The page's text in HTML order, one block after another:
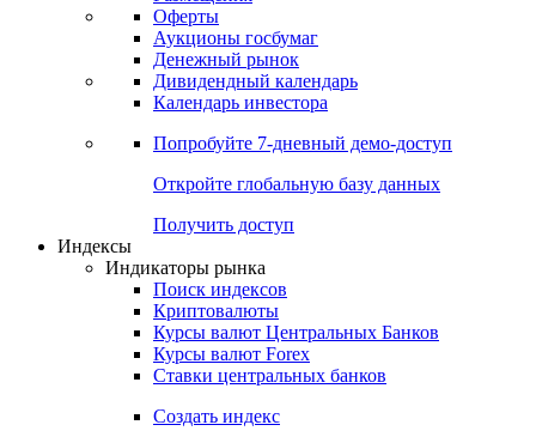
Оферты
Аукционы госбумаг
Денежный рынок
Дивидендный календарь
Календарь инвестора
Попробуйте 7-дневный демо-доступ
Откройте глобальную базу данных
Получить доступ
Индексы
Индикаторы рынка
Поиск индексов
Криптовалюты
Курсы валют Центральных Банков
Курсы валют Forex
Ставки центральных банков
Создать индекс